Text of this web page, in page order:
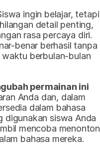
ingin belajar, tetapi
detail penting,
rasa percaya diri.
benar berhasil tanpa
berbulan-bulan
permainan ini
Anda dan, dalam
dalam bahasa
digunakan siswa Anda
mencoba menonton
bahasa mereka.